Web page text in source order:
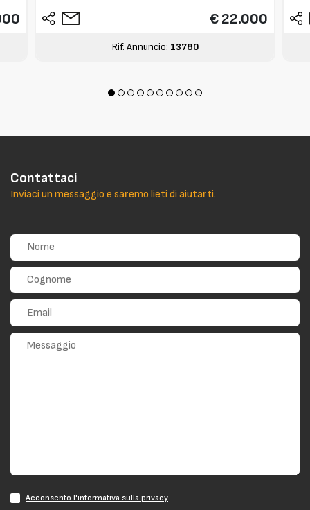
€ 22.000
Rif. Annuncio: 13780
Contattaci
Inviaci un messaggio e saremo lieti di aiutarti.
Acconsento l'informativa sulla privacy